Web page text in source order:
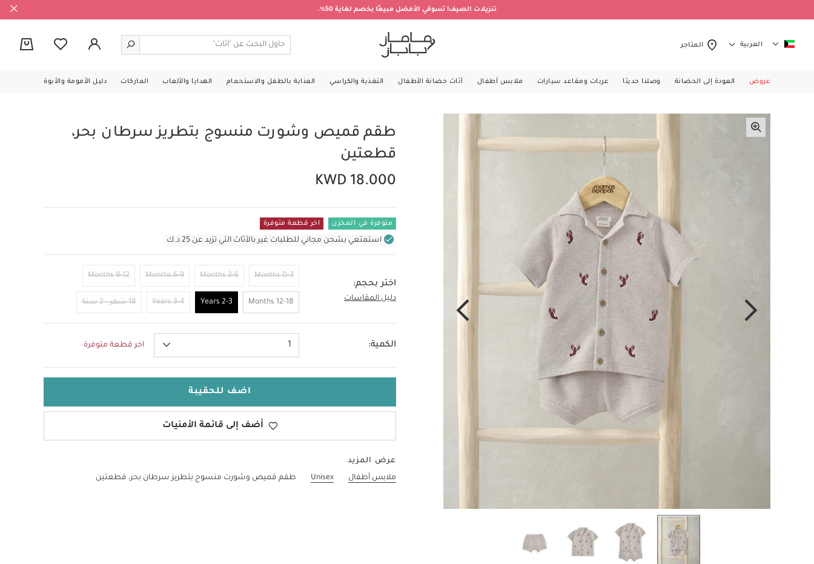
تنزيلات الصيف! تسوقي الأفضل مبيعًا بخصم لغاية 50%.
العربية المتاجر
عروض العودة إلى الحضانة وصلنا حديثا عربات ومقاعد سيارات ملابس أطفال أثاث حضانة الأطفال التغذية والكراسي العناية بالطفل والاستحمام الهدايا والألعاب الماركات دليل الأمومة والأبوة
طقم قميص وشورت منسوج بتطريز سرطان بحر،
قطعتين
KWD 18.000
متوفرة في المخزن اخر قطعة متوفرة
استمتعي بشحن مجاني للطلبات غير بالأثاث التي تزيد عن 25 د.ك
اختر بحجم:
دليل المقاسات
0-3 Months
3-6 Months
6-9 Months
9-12 Months
12-18 Months
2-3 Years
3-4 Years 18 شهر - 2 سنة 2-3 Years
الكمية: 1 اخر قطعة متوفرة
اضف للحقيبة
أضف إلى قائمة الأمنيات
عرض المزيد
ملابس أطفال
Unisex طقم قميص وشورت منسوج بتطريز سرطان بحر، قطعتين